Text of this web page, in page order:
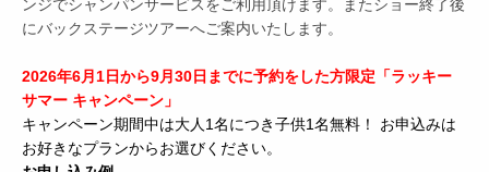
ンジでシャンパンサービスをご利用頂けます。またショー終了後
にバックステージツアーへご案内いたします。
2026年6月1日から9月30日までに予約をした方限定「ラッキー
サマー キャンペーン」
キャンペーン期間中は大人1名につき子供1名無料！ お申込みは
お好きなプランからお選びください。